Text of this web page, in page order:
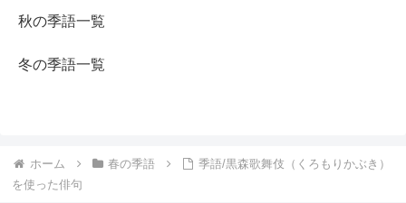
秋の季語一覧
冬の季語一覧
ホーム 春の季語
季語/黒森歌舞伎（くろもりかぶき）
を使った俳句